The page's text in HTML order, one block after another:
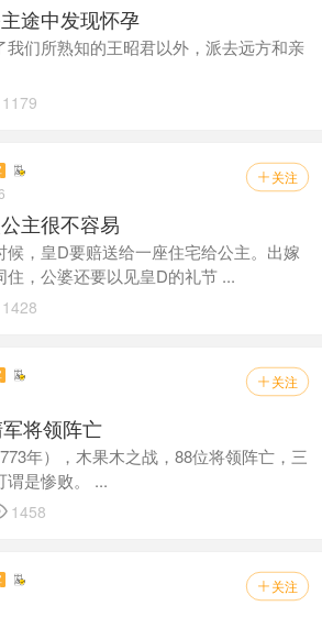
途中发现怀孕
们所熟知的王昭君以外，派去远方和亲
1179
 关注
主很不容易
，皇D要赔送给一座住宅给公主。出嫁
住，公婆还要以见皇D的礼节 ...
1428
 关注
将领阵亡
年），木果木之战，88位将领阵亡，三
谓是惨败。 ...
1458
 关注